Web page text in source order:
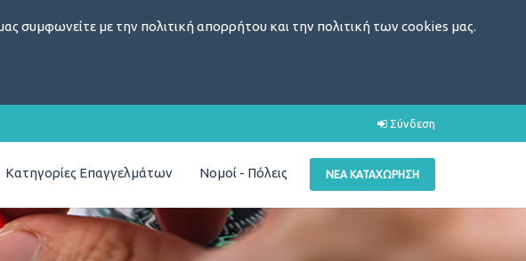
συμφωνείτε με την πολιτική απορρήτου και την πολιτική των cookies μας.
Σύνδεση
ΝΈΑ ΚΑΤΑΧΏΡΗΣΗ
Κατηγορίες Επαγγελμάτων Νομοί - Πόλεις